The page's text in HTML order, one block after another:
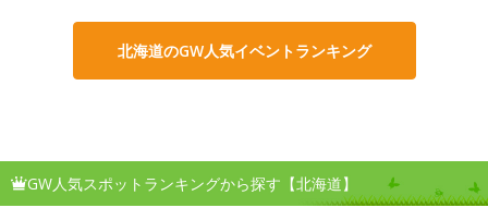
北海道のGW人気イベントランキング
GW人気スポットランキングから探す【北海道】